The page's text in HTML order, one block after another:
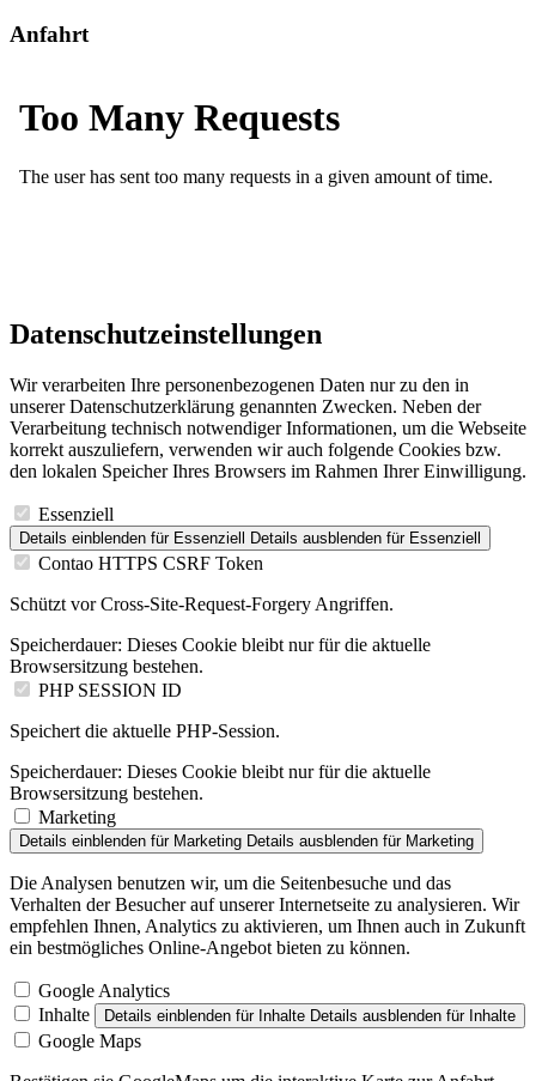
Anfahrt
Datenschutzeinstellungen
Wir verarbeiten Ihre personenbezogenen Daten nur zu den in
unserer Datenschutzerklärung genannten Zwecken. Neben der
Verarbeitung technisch notwendiger Informationen, um die Webseite
korrekt auszuliefern, verwenden wir auch folgende Cookies bzw.
den lokalen Speicher Ihres Browsers im Rahmen Ihrer Einwilligung.
Essenziell
Details einblenden für Essenziell Details ausblenden für Essenziell
Contao HTTPS CSRF Token
Schützt vor Cross-Site-Request-Forgery Angriffen.
Speicherdauer: Dieses Cookie bleibt nur für die aktuelle
Browsersitzung bestehen.
PHP SESSION ID
Speichert die aktuelle PHP-Session.
Speicherdauer: Dieses Cookie bleibt nur für die aktuelle
Browsersitzung bestehen.
Marketing
Details einblenden für Marketing Details ausblenden für Marketing
Die Analysen benutzen wir, um die Seitenbesuche und das
Verhalten der Besucher auf unserer Internetseite zu analysieren. Wir
empfehlen Ihnen, Analytics zu aktivieren, um Ihnen auch in Zukunft
ein bestmögliches Online-Angebot bieten zu können.
Google Analytics
Inhalte
Details einblenden für Inhalte Details ausblenden für Inhalte
Google Maps